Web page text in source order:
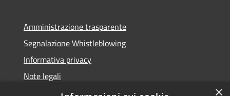
Amministrazione trasparente
Segnalazione Whistleblowing
Informativa privacy
Note legali
Dichiarazione di accessibilità
×